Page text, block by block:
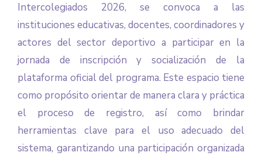
Intercolegiados 2026, se convoca a las
instituciones educativas, docentes, coordinadores y
actores del sector deportivo a participar en la
jornada de inscripción y socialización de la
plataforma oficial del programa. Este espacio tiene
como propósito orientar de manera clara y práctica
el proceso de registro, así como brindar
herramientas clave para el uso adecuado del
sistema, garantizando una participación organizada